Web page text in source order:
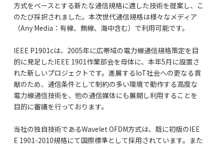
方式をベースとする新たな通信規格に適した技術を提案し、こ
のたび採択されました。本次世代通信規格は様々なメディア
（Any Media：有線、無線、海中含む）で利用可能です。
IEEE P1901cは、2005年に広帯域の電力線通信規格策定を目
的に発足したIEEE 1901作業部会を母体に、本年5月に設置さ
れた新しいプロジェクトです。進展するIoT社会への更なる貢
献のため、通信条件として制約の多い環境で動作する高度な
電力線通信技術を、他の通信媒体にも展開し利用することを
目的に審議を行っております。
当社の独自技術であるWavelet OFDM方式は、既に初版のIEE
E 1901-2010規格にて国際標準として採用されています。また